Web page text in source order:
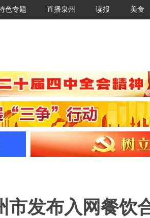
色专题 直播泉州 读报 美食
市发布入网餐饮